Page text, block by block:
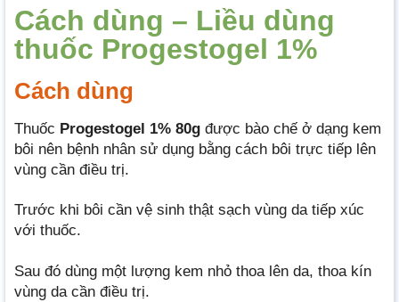
Cách dùng – Liều dùng
thuốc Progestogel 1%
Cách dùng
Thuốc Progestogel 1% 80g được bào chế ở dạng kem
bôi nên bệnh nhân sử dụng bằng cách bôi trực tiếp lên
vùng cần điều trị.
Trước khi bôi cần vệ sinh thật sạch vùng da tiếp xúc
với thuốc.
Sau đó dùng một lượng kem nhỏ thoa lên da, thoa kín
vùng da cần điều trị.